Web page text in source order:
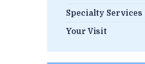
Specialty Services
Your Visit